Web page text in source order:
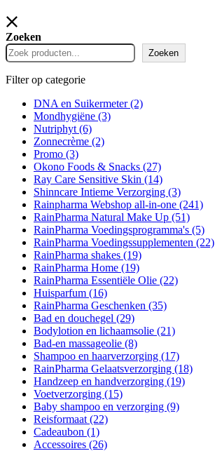
Zoeken
Zoeken
Filter op categorie
DNA en Suikermeter(2)
Mondhygiëne (3)
Nutriphyt (6)
Zonnecrème (2)
Promo (3)
Okono Foods & Snacks (27)
Ray Care Sensitive Skin (14)
Shinncare Intieme Verzorging (3)
Rainpharma Webshop all-in-one (241)
RainPharma Natural Make Up (51)
RainPharma Voedingsprogramma's (5)
RainPharma Voedingssupplementen (22)
RainPharma shakes (19)
RainPharma Home (19)
RainPharma Essentiële Olie (22)
Huisparfum (16)
RainPharma Geschenken (35)
Bad en douchegel (29)
Bodylotion en lichaamsolie (21)
Bad-en massageolie (8)
Shampoo en haarverzorging (17)
RainPharma Gelaatsverzorging (18)
Handzeep en handverzorging (19)
Voetverzorging (15)
Baby shampoo en verzorging (9)
Reisformaat (22)
Cadeaubon (1)
Accessoires (26)